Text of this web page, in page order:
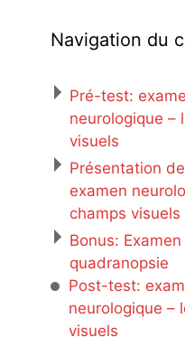
Navigation du
Pré-test:
neurologique –
visuels
Présentation
examen
champs visuels
Bonus:
quadranopsie
Post-test:
neurologique –
visuels